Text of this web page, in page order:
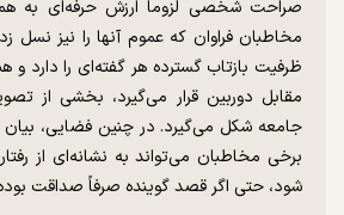
صراحت شخصی لزوماً ارزش حرفه‌ای به
ظرفیت بازتاب گسترده هر گفته‌ای را دارد
مقابل دوربین قرار می‌گیرد، بخشی از
جامعه شکل می‌گیرد. در چنین فضایی، بیان
برخی مخاطبان می‌تواند به نشانه‌ای از رفتار
شود، حتی اگر قصد گوینده صرفاً صداقت